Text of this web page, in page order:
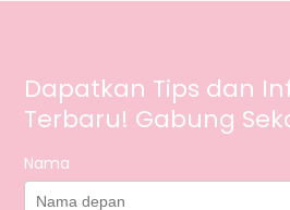
Dapatkan Tips dan
Terbaru! Gabung
Nama